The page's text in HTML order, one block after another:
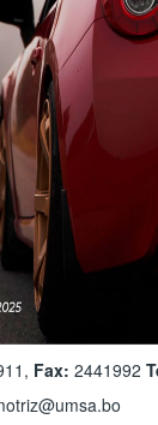
Fax: 2441992